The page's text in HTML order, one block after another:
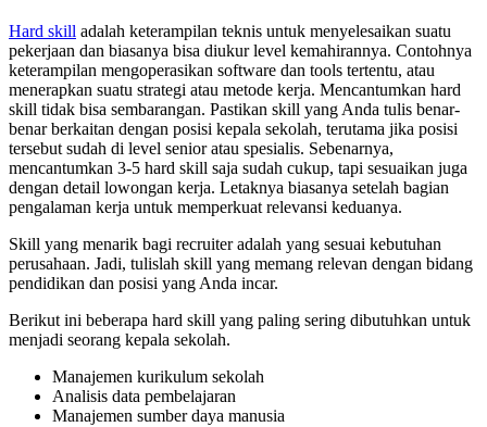
Hard skill adalah keterampilan teknis untuk menyelesaikan suatu
pekerjaan dan biasanya bisa diukur level kemahirannya. Contohnya
keterampilan mengoperasikan software dan tools tertentu, atau
menerapkan suatu strategi atau metode kerja. Mencantumkan hard
skill tidak bisa sembarangan. Pastikan skill yang Anda tulis benar-
benar berkaitan dengan posisi kepala sekolah, terutama jika posisi
tersebut sudah di level senior atau spesialis. Sebenarnya,
mencantumkan 3-5 hard skill saja sudah cukup, tapi sesuaikan juga
dengan detail lowongan kerja. Letaknya biasanya setelah bagian
pengalaman kerja untuk memperkuat relevansi keduanya.
Skill yang menarik bagi recruiter adalah yang sesuai kebutuhan
perusahaan. Jadi, tulislah skill yang memang relevan dengan bidang
pendidikan dan posisi yang Anda incar.
Berikut ini beberapa hard skill yang paling sering dibutuhkan untuk
menjadi seorang kepala sekolah.
Manajemen kurikulum sekolah
Analisis data pembelajaran
Manajemen sumber daya manusia